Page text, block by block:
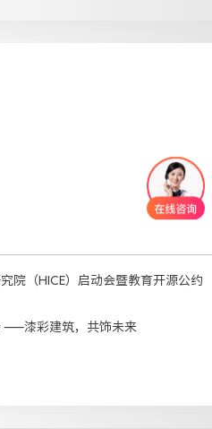
院（HICE）启动会暨教育开源公约
——漆彩建筑，共饰未来